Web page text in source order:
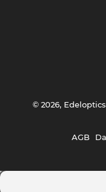
AGB
© 2026,